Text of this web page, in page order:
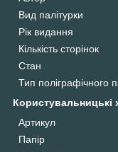
Вид палітурки
Рік видання
Кількість сторінок
Стан
Тип поліграфічного
Користувальницькі
Артикул
Папір